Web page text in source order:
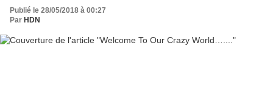
Publié le 28/05/2018 à 00:27
Par HDN